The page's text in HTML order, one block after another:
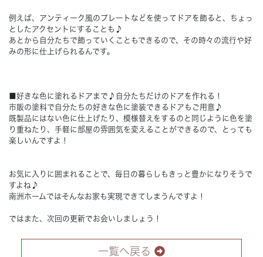
例えば、アンティーク風のプレートなどを使ってドアを飾ると、ちょっ
としたアクセントにすることも♪
あとから自分たちで飾っていくこともできるので、その時々の流行や好
みの形に仕上げられるんです。
■好きな色に塗れるドアまで♪自分たちだけのドアを作れる！
市販の塗料で自分たちの好きな色に塗装できるドアもご用意♪
既製品にはない色に仕上げたり、模様替えをするのと同じように色を塗
り重ねたり、手軽に部屋の雰囲気を変えることができるので、とっても
楽しいんですよ！
お気に入りに囲まれることで、毎日の暮らしもきっと豊かになりそうで
すよね♪
南洲ホームではそんなお家も実現できてしまうんですよ！
ではまた、次回の更新でお会いしましょう！
一覧へ戻る